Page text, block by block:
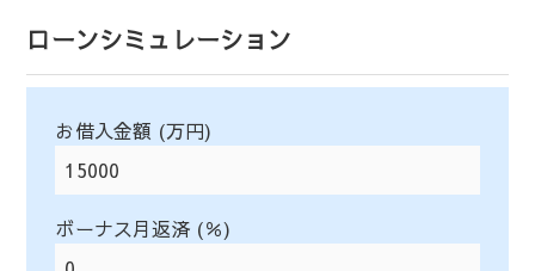
ローンシミュレーション
お借入金額 (万円)
ボーナス月返済 (％)